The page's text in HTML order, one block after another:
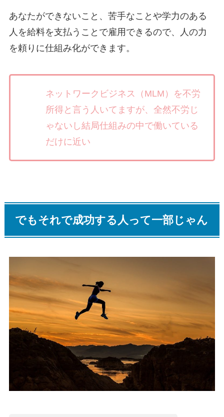
あなたができないこと、苦手なことや学力のある
人を給料を支払うことで雇用できるので、人の力
を頼りに仕組み化ができます。
ネットワークビジネス（MLM）を不労
所得と言う人いてますが、全然不労じ
ゃないし結局仕組みの中で働いている
だけに近い
でもそれで成功する人って一部じゃん